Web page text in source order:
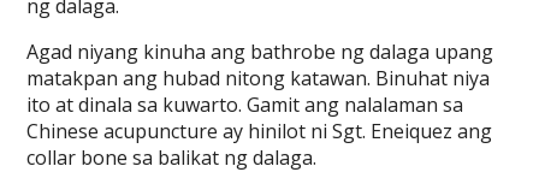
ng dalaga.
Agad niyang kinuha ang bathrobe ng dalaga upang
matakpan ang hubad nitong katawan. Binuhat niya
ito at dinala sa kuwarto. Gamit ang nalalaman sa
Chinese acupuncture ay hinilot ni Sgt. Eneiquez ang
collar bone sa balikat ng dalaga.